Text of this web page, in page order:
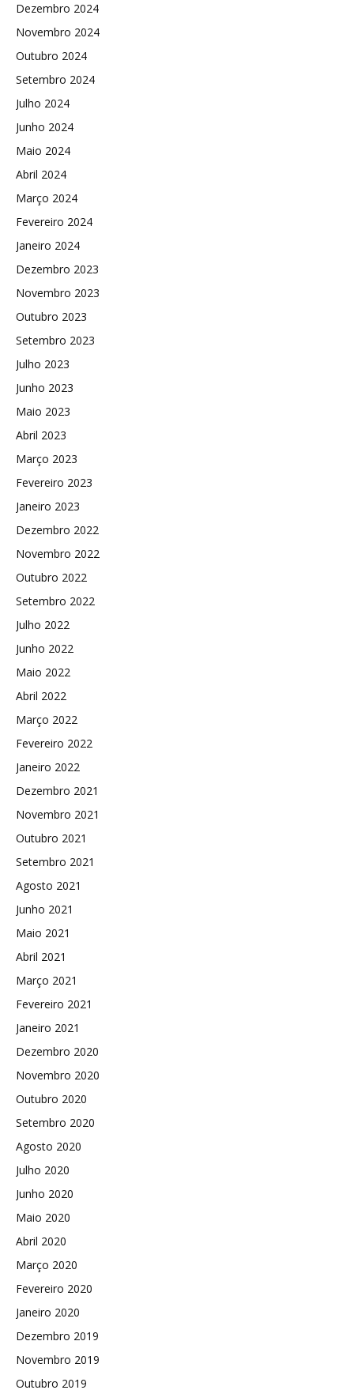
Dezembro 2024
Novembro 2024
Outubro 2024
Setembro 2024
Julho 2024
Junho 2024
Maio 2024
Abril 2024
Março 2024
Fevereiro 2024
Janeiro 2024
Dezembro 2023
Novembro 2023
Outubro 2023
Setembro 2023
Julho 2023
Junho 2023
Maio 2023
Abril 2023
Março 2023
Fevereiro 2023
Janeiro 2023
Dezembro 2022
Novembro 2022
Outubro 2022
Setembro 2022
Julho 2022
Junho 2022
Maio 2022
Abril 2022
Março 2022
Fevereiro 2022
Janeiro 2022
Dezembro 2021
Novembro 2021
Outubro 2021
Setembro 2021
Agosto 2021
Junho 2021
Maio 2021
Abril 2021
Março 2021
Fevereiro 2021
Janeiro 2021
Dezembro 2020
Novembro 2020
Outubro 2020
Setembro 2020
Agosto 2020
Julho 2020
Junho 2020
Maio 2020
Abril 2020
Março 2020
Fevereiro 2020
Janeiro 2020
Dezembro 2019
Novembro 2019
Outubro 2019